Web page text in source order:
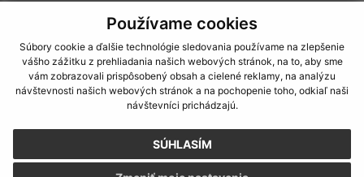
Používame cookies
Súbory cookie a ďalšie technológie sledovania používame na zlepšenie
vášho zážitku z prehliadania našich webových stránok, na to, aby sme
vám zobrazovali prispôsobený obsah a cielené reklamy, na analýzu
návštevnosti našich webových stránok a na pochopenie toho, odkiaľ naši
návštevníci prichádzajú.
SÚHLASÍM
Posledná aktualizácia:06.08.2026
Vytlačiť stránku|Vyhlásenie o prístupnosti
Autorské práva| Cookies